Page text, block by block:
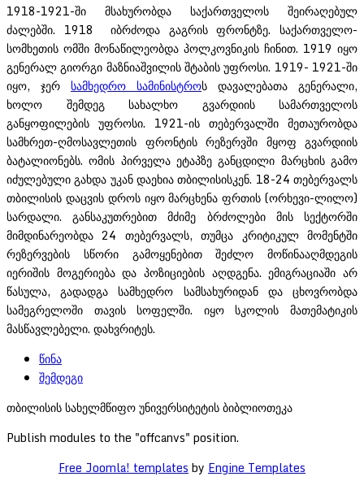
1918-1921-ში მსახურობდა საქართველოს შეირაღებულ
ძალებში. 1918 იბრძოდა გაგრის ფრონტზე. საქართველო-
სომხეთის ომში მონაწილეობდა პოლკოვნიკის ჩინით. 1919 იყო
გენერალ გიორგი მაზნიაშვილის შტაბის უფროსი. 1919- 1921-ში
იყო, ჯერ სამხედრო სამინისტროს დავალებათა გენერალი,
ხოლო შემდეგ სახალხო გვარდიის სამართველოს
განყოფილების უფროსი. 1921-ის თებერვალში მეთაურობდა
სამხრეთ-ღმოსავლეთის ფრონტის რეზერვში მყოფ გვარდიის
ბატალიონებს. ომის პირველა ეტაპზე განცდილი მარცხის გამო
იძულებული გახდა უკან დაეხია თბილისისკენ. 18-24 თებერვალს
თბილისის დაცვის დროს იყო მარცხენა ფრთის (ორხევი-ლილო)
სარდალი. განსაკუთრებით მძიმე ბრძოლები მის სექტორში
მიმდინარეობდა 24 თებერვალს, თუმცა კრიტიკულ მომენტში
რეზერვების სწორი გამოყენებით შეძლო მოწინააღმდეგის
იერიშის მოგერიება და პოზიციების აღდგენა. ემიგრაციაში არ
წასულა, გადადგა სამხედრო სამსახურიდან და ცხოვრობდა
სამეგრელოში თავის სოფელში. იყო სკოლის მათემატიკის
მასწავლებელი. დახვრიტეს.
წინა
შემდეგი
თბილისის სახელმწიფო უნივერსიტეტის ბიბლიოთეკა
Publish modules to the "offcanvs" position.
Free Joomla! templates by Engine Templates